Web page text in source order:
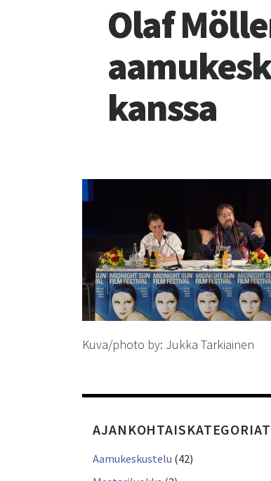
Olaf
kanssa
Kuva/photo by: Jukka Tarkiainen
AJANKOHTAISKATEGORIAT
Aamukeskustelu (42)